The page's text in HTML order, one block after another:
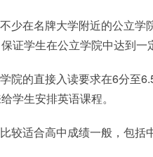
少在名牌大学附近的公立
证学生在公立学院中达到一
院的直接入读要求在6分至
学生安排英语课程。
较适合高中成绩一般，包括